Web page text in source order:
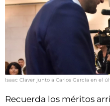
Isaac Claver junto a Carlos García en el
Recuerda los méritos